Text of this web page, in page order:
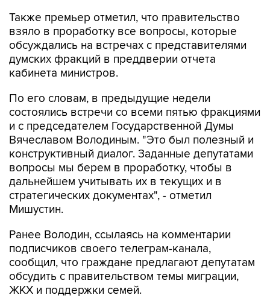
Также премьер отметил, что правительство
взяло в проработку все вопросы, которые
обсуждались на встречах с представителями
думских фракций в преддверии отчета
кабинета министров.
По его словам, в предыдущие недели
состоялись встречи со всеми пятью фракциями
и с председателем Государственной Думы
Вячеславом Володиным. "Это был полезный и
конструктивный диалог. Заданные депутатами
вопросы мы берем в проработку, чтобы в
дальнейшем учитывать их в текущих и в
стратегических документах", - отметил
Мишустин.
Ранее Володин, ссылаясь на комментарии
подписчиков своего телеграм-канала,
сообщил, что граждане предлагают депутатам
обсудить с правительством темы миграции,
ЖКХ и поддержки семей.